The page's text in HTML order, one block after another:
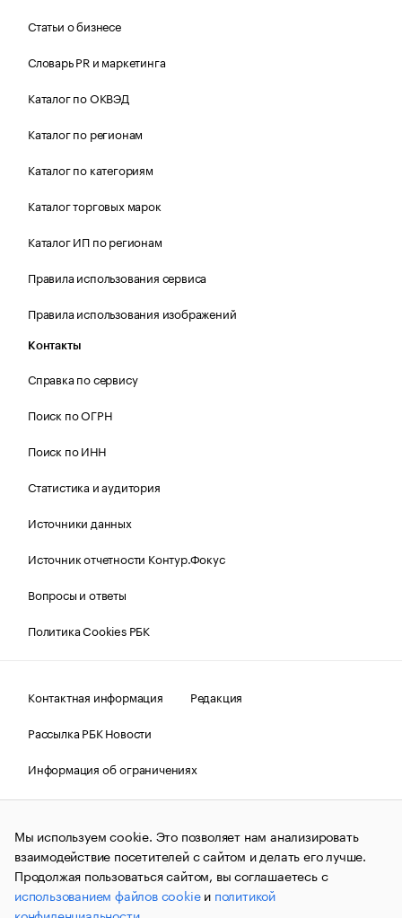
Статьи о бизнесе
Словарь PR и маркетинга
Каталог по ОКВЭД
Каталог по регионам
Каталог по категориям
Каталог торговых марок
Каталог ИП по регионам
Правила использования сервиса
Правила использования изображений
Контакты
Справка по сервису
Поиск по ОГРН
Поиск по ИНН
Статистика и аудитория
Источники данных
Источник отчетности Контур.Фокус
Вопросы и ответы
Политика Cookies РБК
Контактная информация
Редакция
Рассылка РБК Новости
Информация об ограничениях
Правовая информация
О соблюдении авторских прав
© АО «РОСБИЗНЕСКОНСАЛТИНГ»,1995–2026.Сообщения
и материалы информационного агентства «РБК»
(зарегистрировано Федеральной службой по надзору в сфере
связи, информационных технологий и массовых
коммуникаций (Роскомнадзор) 09.12.2015 за номером ИА
№ФС77-63848) сопровождаются пометкой «РБК». Отдельные
Мы используем cookie. Это позволяет нам анализировать
взаимодействие посетителей с сайтом и делать его лучше.
Продолжая пользоваться сайтом, вы соглашаетесь с
использованием файлов cookieи политикой